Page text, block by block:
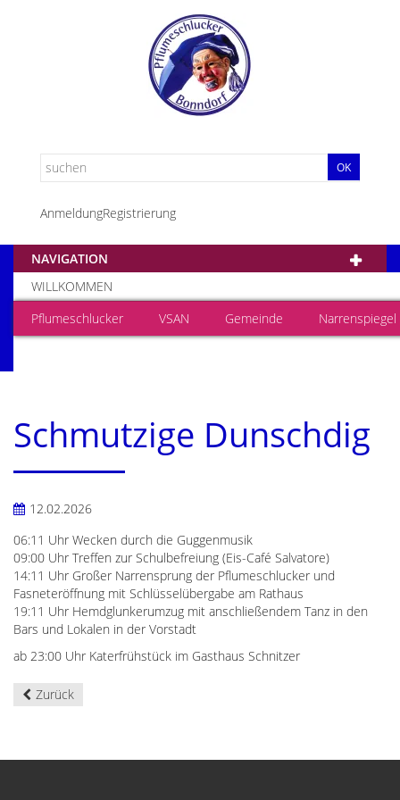
OK
AnmeldungRegistrierung
NAVIGATION
WILLKOMMEN
Pflumeschlucker
VSAN Gemeinde Narrenspiegel
Schmutzige Dunschdig
12.02.2026
06:11 Uhr Wecken durch die Guggenmusik
09:00 Uhr Treffen zur Schulbefreiung (Eis-Café Salvatore)
14:11 Uhr Großer Narrensprung der Pflumeschlucker und
Fasneteröffnung mit Schlüsselübergabe am Rathaus
19:11 Uhr Hemdglunkerumzug mit anschließendem Tanz in den
Bars und Lokalen in der Vorstadt
ab 23:00 Uhr Katerfrühstück im Gasthaus Schnitzer
Zurück